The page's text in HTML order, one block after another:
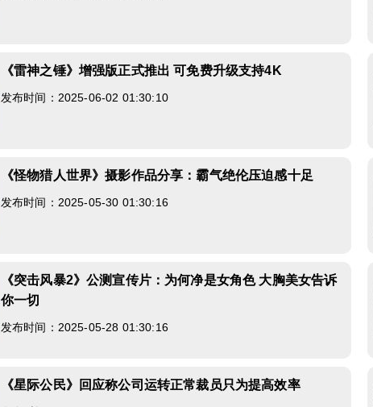
《雷神之锤》增强版正式推出 可免费升级支持4K
发布时间：2025-06-02 01:30:10
《怪物猎人世界》摄影作品分享：霸气绝伦压迫感十足
发布时间：2025-05-30 01:30:16
《突击风暴2》公测宣传片：为何净是女角色 大胸美女告诉
你一切
发布时间：2025-05-28 01:30:16
《星际公民》回应称公司运转正常裁员只为提高效率